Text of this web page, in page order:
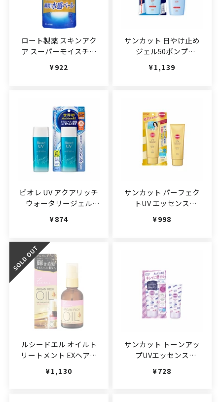
ロート製薬 スキンアク
ア スーパーモイスチャ
通常価格
¥922
サンカット 日やけ止め
ジェル50ポンプ
通常価格
¥1,139
ビオレ UV アクアリッチ
ウォータリージェル
90ml(JAN:4901301363268)
通常価格
¥874
サンカット パーフェク
トUV エッセンス
通常価格
¥998
ルシードエル オイルト
リートメント EXヘアオ
60ml(JAN:4902806407211)
通常価格
¥1,130
サンカット トーンアッ
プUVエッセンス
通常価格
¥728